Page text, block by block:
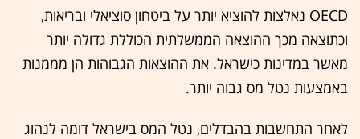
OECD נאלצות להוציא יותר על ביטחון סוציאלי ובריאות,
וכתוצאה מכך ההוצאה הממשלתית הכוללת גדולה יותר
מאשר במדינות כישראל. את ההוצאות הגבוהות הן מממנות
באמצעות נטל מס גבוה יותר.
לאחר התחשבות בהבדלים, נטל המס בישראל דומה לנהוג